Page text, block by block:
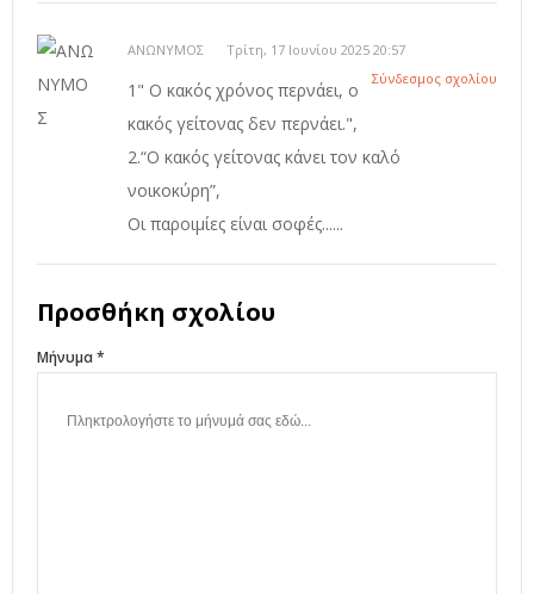
ΑΝΩΝΥΜΟΣ
Τρίτη, 17 Ιουνίου 2025 20:57
Σύνδεσμος σχολίου
1" Ο κακός χρόνος περνάει, ο
κακός γείτονας δεν περνάει.",
2.“Ο κακός γείτονας κάνει τον καλό
νοικοκύρη”,
Οι παροιμίες είναι σοφές......
Προσθήκη σχολίου
Μήνυμα *